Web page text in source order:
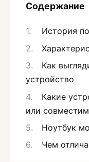
Содержание
История
Как
устройство
Какие
или
Ноутбук
Чем